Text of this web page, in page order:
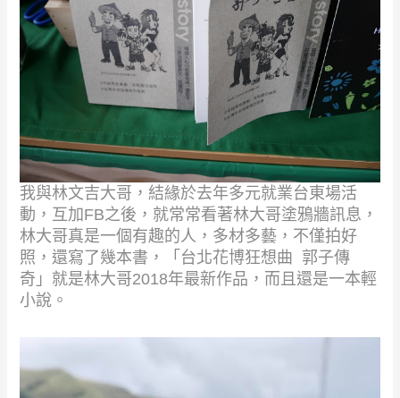
我與林文吉大哥，結緣於去年多元就業台東場活
動，互加 FB之後，就常常看著林大哥塗鴉牆訊息，
林大哥真是一個有趣的人，多材多藝，不僅拍好
照，還寫了幾本書，「台北花博狂想曲 郭子傳
奇」就是林大哥2018年最新作品，而且還是一本輕
小說。